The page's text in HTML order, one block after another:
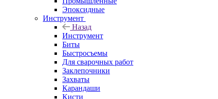
Эпоксидные
Инструмент
Назад
Инструмент
Биты
Быстросъемы
Для сварочных работ
Заклепочники
Захваты
Карандаши
Кисти